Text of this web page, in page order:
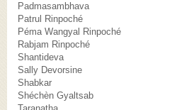
Padmasambhava
Patrul Rinpoché
Péma Wangyal Rinpoché
Rabjam Rinpoché
Shantideva
Sally Devorsine
Shabkar
Shéchèn Gyaltsab